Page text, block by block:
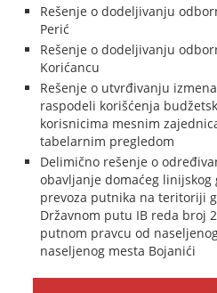
Rešenje o dodeljivanju
Perić
Rešenje o dodeljivanju
Korićancu
Rešenje o utvrđivanju
raspodeli korišćenja
korisnicima mesnim
tabelarnim pregledom
Delimično rešenje o
obavljanje domaćeg
prevoza putnika na teritoriji
Državnom putu IB reda broj
putnom pravcu od
naseljenog mesta Bojanići